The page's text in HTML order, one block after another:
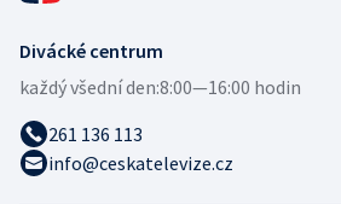
Divácké centrum
každý všední den:8:00—16:00 hodin
261 136 113
info@ceskatelevize.cz